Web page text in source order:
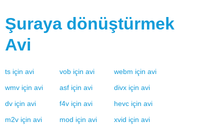
Şuraya dönüştürmek
Avi
ts için avi vob için avi webm için avi
wmv için avi asf için avi divx için avi
dv için avi f4v için avi hevc için avi
m2v için avi mod için avi xvid için avi